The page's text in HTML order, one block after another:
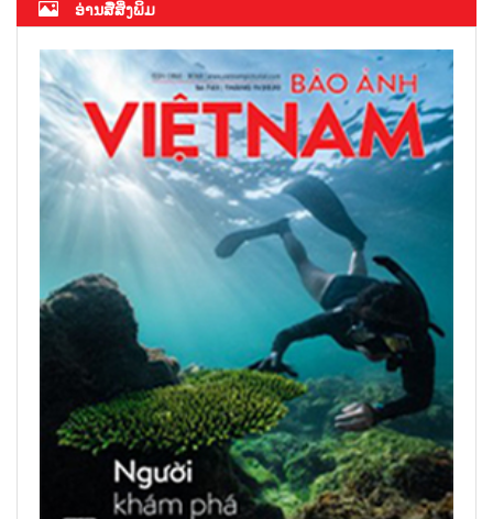
ອ່ານສື່ສິ່ງພິມ